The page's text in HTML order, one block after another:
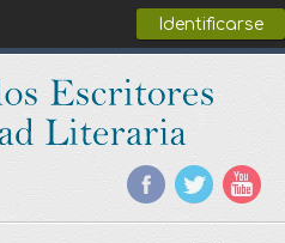
Identificarse